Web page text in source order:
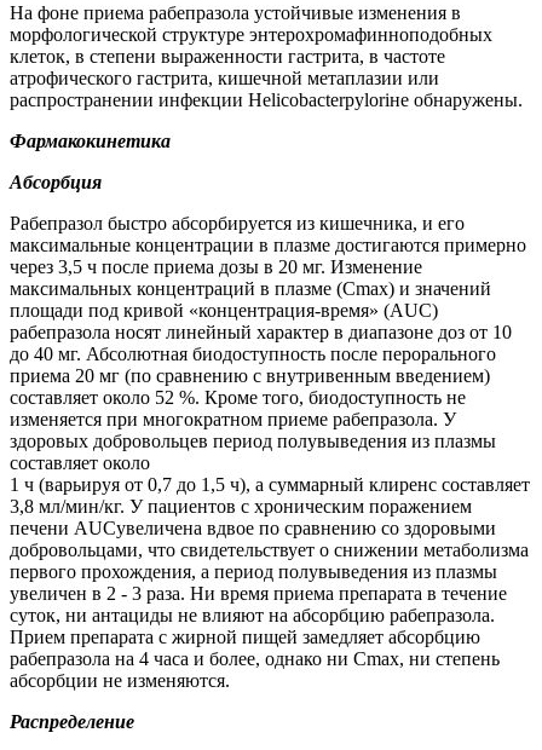
На фоне приема рабепразола устойчивые изменения в
морфологической структуре энтерохромафинноподобных
клеток, в степени выраженности гастрита, в частоте
атрофического гастрита, кишечной метаплазии или
распространении инфекции Helicobacterpyloriне обнаружены.
Фармакокинетика
Абсорбция
Рабепразол быстро абсорбируется из кишечника, и его
максимальные концентрации в плазме достигаются примерно
через 3,5 ч после приема дозы в 20 мг. Изменение
максимальных концентраций в плазме (Сmax) и значений
площади под кривой «концентрация-время» (AUC)
рабепразола носят линейный характер в диапазоне доз от 10
до 40 мг. Абсолютная биодоступность после перорального
приема 20 мг (по сравнению с внутривенным введением)
составляет около 52 %. Кроме того, биодоступность не
изменяется при многократном приеме рабепразола. У
здоровых добровольцев период полувыведения из плазмы
составляет около
1 ч (варьируя от 0,7 до 1,5 ч), а суммарный клиренс составляет
3,8 мл/мин/кг. У пациентов с хроническим поражением
печени AUCувеличена вдвое по сравнению со здоровыми
добровольцами, что свидетельствует о снижении метаболизма
первого прохождения, а период полувыведения из плазмы
увеличен в 2 - 3 раза. Ни время приема препарата в течение
суток, ни антациды не влияют на абсорбцию рабепразола.
Прием препарата с жирной пищей замедляет абсорбцию
рабепразола на 4 часа и более, однако ни Сmax, ни степень
абсорбции не изменяются.
Распределение